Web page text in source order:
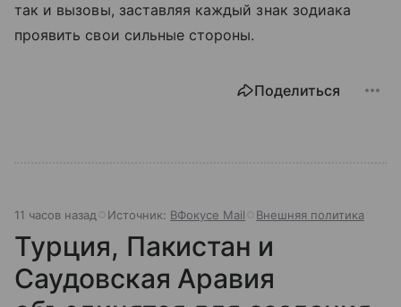
так и вызовы, заставляя каждый знак зодиака
проявить свои сильные стороны.
Поделиться
11 часов назад Источник: ВФокусе Mail Внешняя политика
Турция, Пакистан и
Саудовская Аравия